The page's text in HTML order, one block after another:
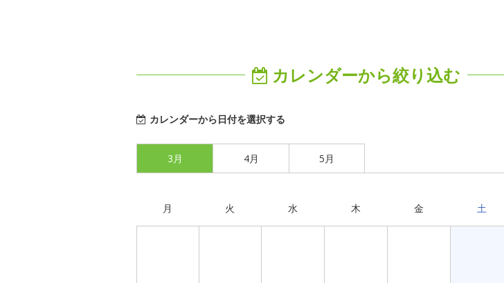
カレンダーから絞り込む
カレンダーから日付を選択する
3月 4月 5月
月 火 水 木 金 土